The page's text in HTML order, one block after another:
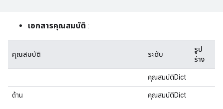
เอกสารคุณสมบัติ :
คุณสมบัติ ระดับ
รูป
ร่าง
คุณสมบัติDict
ด้าน คุณสมบัติDict